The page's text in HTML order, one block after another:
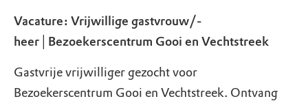
Vacature: Vrijwillige gastvrouw/-
heer│Bezoekerscentrum Gooi en Vechtstreek
Gastvrije vrijwilliger gezocht voor
Bezoekerscentrum Gooi en Vechtstreek. Ontvang